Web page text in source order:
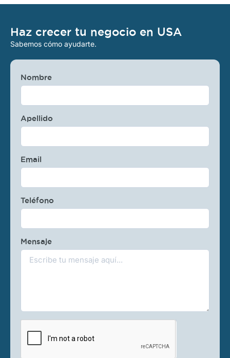
Haz crecer tu negocio en USA
Sabemos cómo ayudarte.
Nombre
Apellido
Email
Teléfono
Mensaje